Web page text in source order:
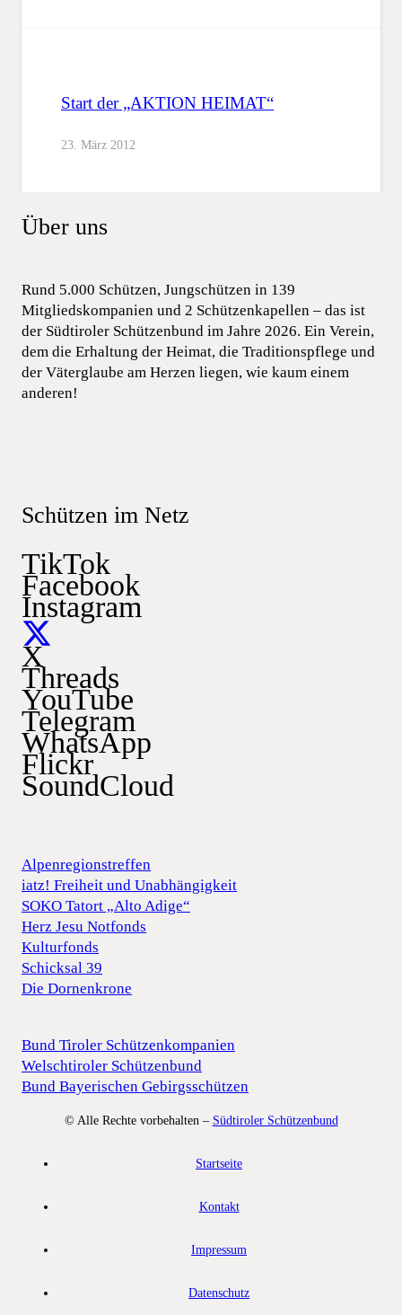
Start der „AKTION HEIMAT“
23. März 2012
Über uns
Rund 5.000 Schützen, Jungschützen in 139
Mitgliedskompanien und 2 Schützenkapellen – das ist
der Südtiroler Schützenbund im Jahre 2026. Ein Verein,
dem die Erhaltung der Heimat, die Traditionspflege und
der Väterglaube am Herzen liegen, wie kaum einem
anderen!
Schützen im Netz
TikTok
Facebook
Instagram
X
Threads
YouTube
Telegram
WhatsApp
Flickr
SoundCloud
Alpenregionstreffen
iatz! Freiheit und Unabhängigkeit
SOKO Tatort „Alto Adige“
Herz Jesu Notfonds
Kulturfonds
Schicksal 39
Die Dornenkrone
Bund Tiroler Schützenkompanien
Welschtiroler Schützenbund
Bund Bayerischen Gebirgsschützen
© Alle Rechte vorbehalten – Südtiroler Schützenbund
Startseite
Kontakt
Impressum
Datenschutz